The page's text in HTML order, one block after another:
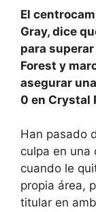
El
Gray, dice
para
Forest y
asegurar una
0 en Crystal
Han pasado
culpa en una
cuando le
propia área,
titular en